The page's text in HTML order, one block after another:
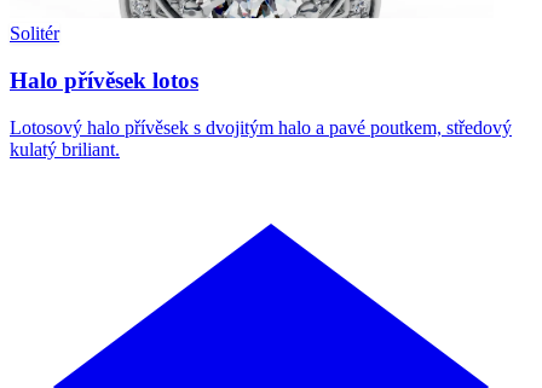
Solitér
Halo přívěsek lotos
Lotosový halo přívěsek s dvojitým halo a pavé poutkem, středový
kulatý briliant.